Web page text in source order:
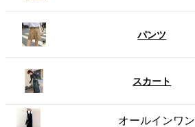
パンツ
スカート
オールインワン